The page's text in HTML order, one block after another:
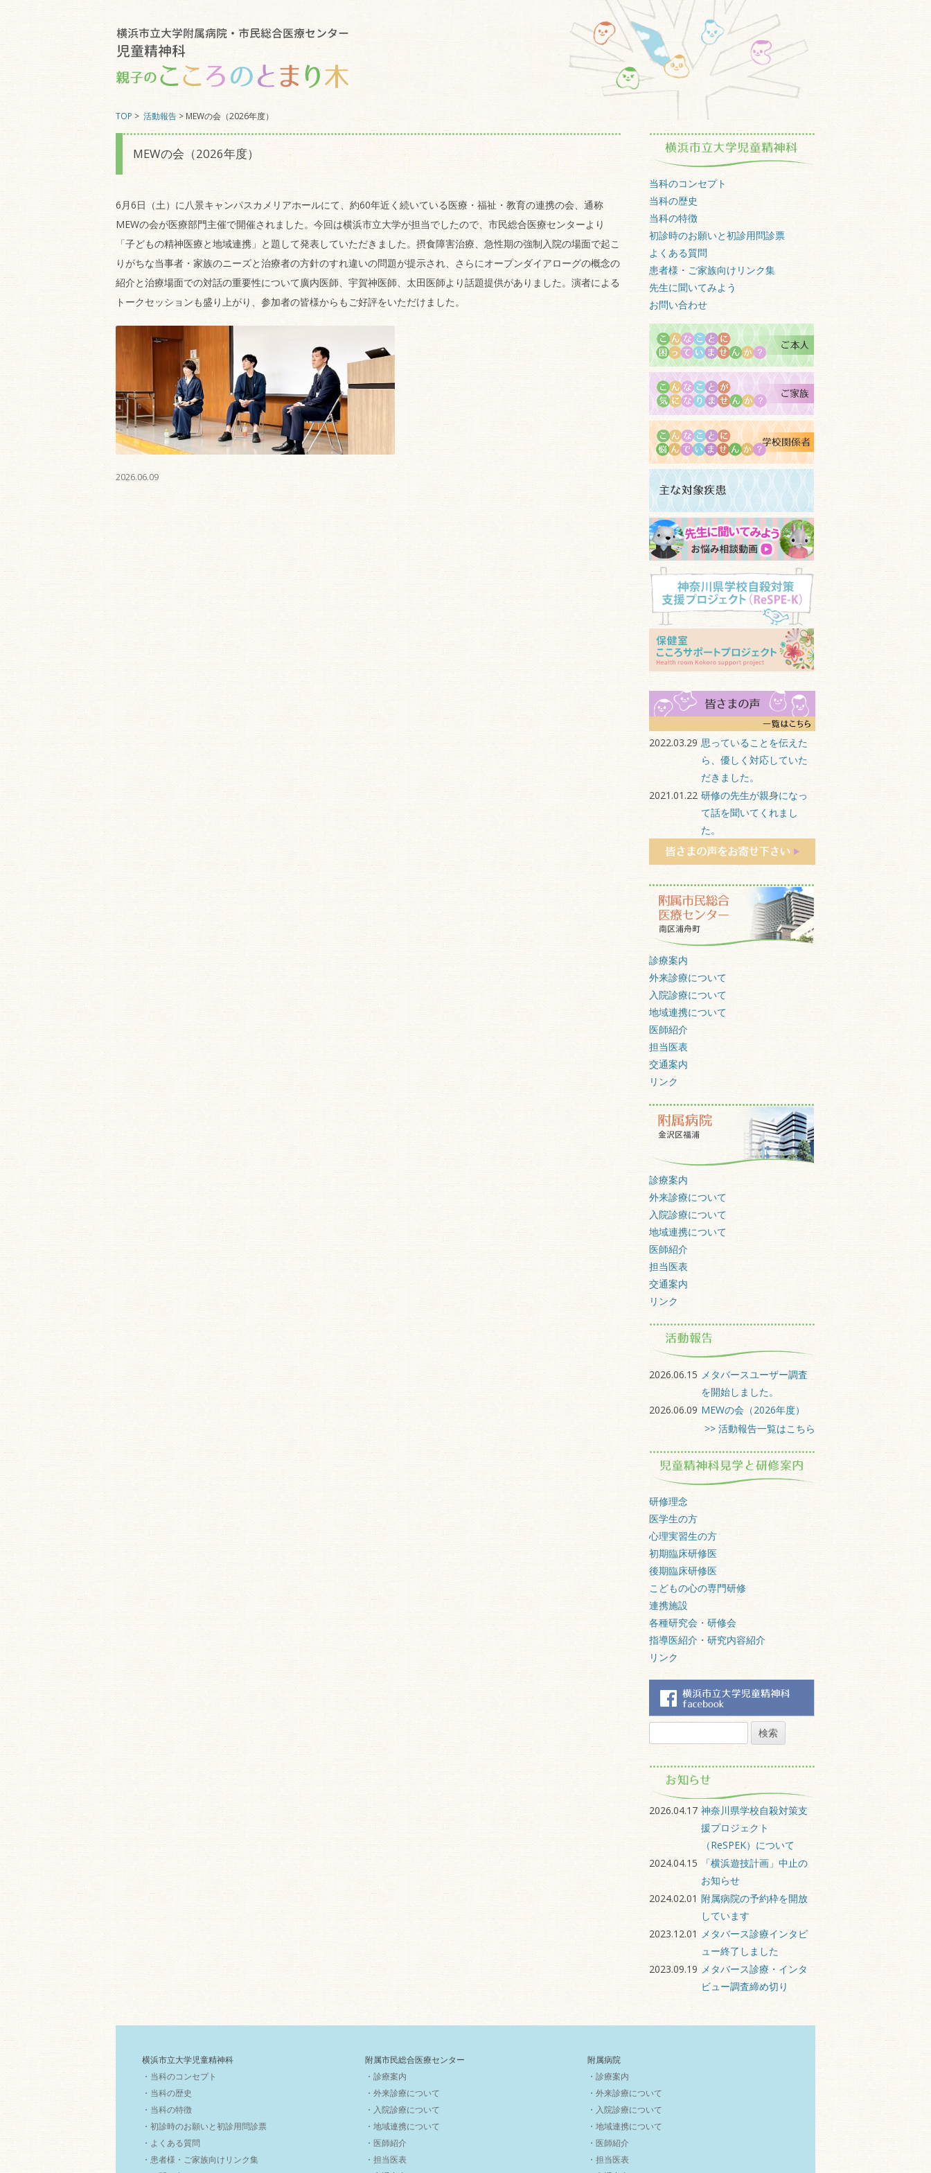
TOP > 活動報告 > MEWの会（2026年度）
MEWの会（2026年度）
6月6日（土）に八景キャンパスカメリアホールにて、約60年近く続いている医療・福祉・教育の連携の会、通称
MEWの会が医療部門主催で開催されました。今回は横浜市立大学が担当でしたので、市民総合医療センターより
「子どもの精神医療と地域連携」と題して発表していただきました。摂食障害治療、急性期の強制入院の場面で起こ
りがちな当事者・家族のニーズと治療者の方針のすれ違いの問題が提示され、さらにオープンダイアローグの概念の
紹介と治療場面での対話の重要性について廣内医師、宇賀神医師、太田医師より話題提供がありました。演者による
トークセッションも盛り上がり、参加者の皆様からもご好評をいただけました。
2026.06.09
当科のコンセプト
当科の歴史
当科の特徴
初診時のお願いと初診用問診票
よくある質問
患者様・ご家族向けリンク集
先生に聞いてみよう
お問い合わせ
2022.03.29 思っていることを伝えた
ら、優しく対応していた
だきました。
2021.01.22 研修の先生が親身になっ
て話を聞いてくれまし
た。
診療案内
外来診療について
入院診療について
地域連携について
医師紹介
担当医表
交通案内
リンク
診療案内
外来診療について
入院診療について
地域連携について
医師紹介
担当医表
交通案内
リンク
2026.06.15 メタバースユーザー調査
を開始しました。
2026.06.09 MEWの会（2026年度）
>> 活動報告一覧はこちら
研修理念
医学生の方
心理実習生の方
初期臨床研修医
後期臨床研修医
こどもの心の専門研修
連携施設
各種研究会・研修会
指導医紹介・研究内容紹介
リンク
索:
2026.04.17 神奈川県学校自殺対策支
援プロジェクト
（ReSPEK）について
2024.04.15
「横浜遊技計画」中止の
お知らせ
2024.02.01 附属病院の予約枠を開放
しています
2023.12.01 メタバース診療インタビ
ュー終了しました
2023.09.19 メタバース診療・インタ
ビュー調査締め切り
横浜市立大学児童精神科
・当科のコンセプト
・当科の歴史
・当科の特徴
・初診時のお願いと初診用問診票
・よくある質問
・患者様・ご家族向けリンク集
附属市民総合医療センター
・診療案内
・外来診療について
・入院診療について
・地域連携について
・医師紹介
・担当医表
附属病院
・診療案内
・外来診療について
・入院診療について
・地域連携について
・医師紹介
・担当医表